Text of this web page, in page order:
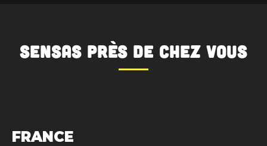
SENSAS près de chez vous
FRANCE